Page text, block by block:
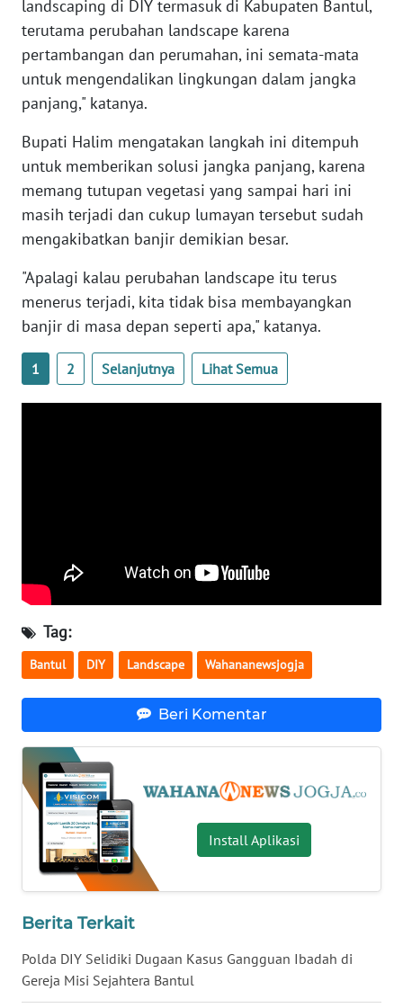
landscaping di DIY termasuk di Kabupaten Bantul,
terutama perubahan landscape karena
pertambangan dan perumahan, ini semata-mata
untuk mengendalikan lingkungan dalam jangka
panjang," katanya.
Bupati Halim mengatakan langkah ini ditempuh
untuk memberikan solusi jangka panjang, karena
memang tutupan vegetasi yang sampai hari ini
masih terjadi dan cukup lumayan tersebut sudah
mengakibatkan banjir demikian besar.
"Apalagi kalau perubahan landscape itu terus
menerus terjadi, kita tidak bisa membayangkan
banjir di masa depan seperti apa," katanya.
1 2 Selanjutnya Lihat Semua
Tag:
Bantul DIY Landscape Wahananewsjogja
Beri Komentar
Install Aplikasi
Berita Terkait
Polda DIY Selidiki Dugaan Kasus Gangguan Ibadah di
Gereja Misi Sejahtera Bantul
WN
WN
SULTENG
SULBAR
WN
SUMBAR
WN
SUMSEL
WN
JATENG
WN
NUSANTARA
JOGJA
WN
JATIM
WN
BALI
WN
KALBAR
WN
KALTENG